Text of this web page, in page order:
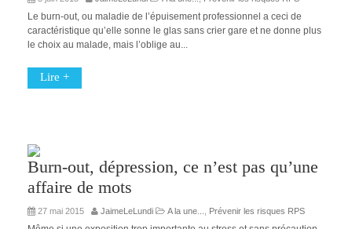
Le burn-out, ou maladie de l’épuisement professionnel a ceci de
caractéristique qu’elle sonne le glas sans crier gare et ne donne plus
le choix au malade, mais l’oblige au...
Lire +
Burn-out, dépression, ce n’est pas qu’une
affaire de mots
27 mai 2015 JaimeLeLundi A la une... Prévenir les risques RPS